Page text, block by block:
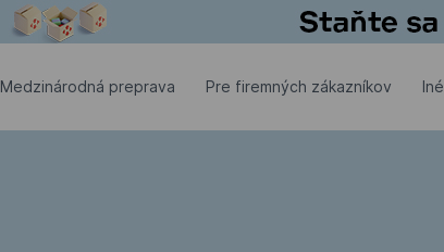
Medzinárodná preprava Pre firemných zákazníkov Iné